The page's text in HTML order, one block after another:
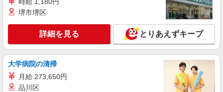
派遣社員
本宮市｜リハビリ補助などのデイサービス
STAFF♪未経験OK
時給1350円〜2062円 ＜日払い有/週払い有/交
本宮市/来社不要/面接なし/車通勤OK
堺市堺区
詳細を見る とりあえずキープ
大学病院の清掃
月給 273,650円
品川区